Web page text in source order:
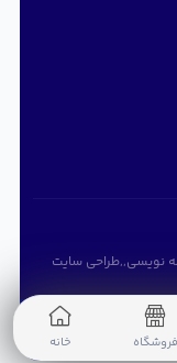
نویسی,,طراحی سایت
فروشگاه خانه